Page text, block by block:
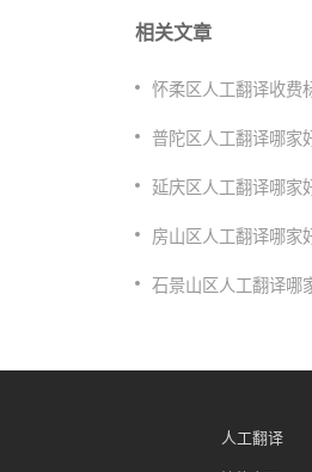
相关文章
怀柔区人工翻译收费
普陀区人工翻译哪家
延庆区人工翻译哪家
房山区人工翻译哪家
石景山区人工翻译哪
人工翻译